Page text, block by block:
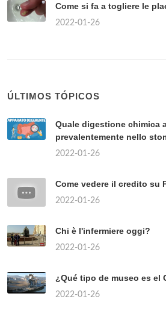
Come si fa a togliere le
2022-01-26
ÚLTIMOS TÓPICOS
Quale digestione chimica
prevalentemente nello
2022-01-26
Come vedere il credito su
2022-01-26
Chi è l'infermiere oggi?
2022-01-26
¿Qué tipo de museo es el
2022-01-26